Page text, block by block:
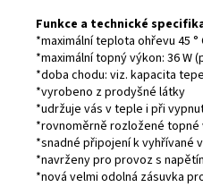
Funkce a technické
*maximální teplota ohřevu 45 °
*maximální topný výkon: 36 W
*doba chodu: viz. kapacita
*vyrobeno z prodyšné látky
*udržuje vás v teple i při
*rovnoměrně rozložené
*snadné připojení k vyhřívané
*navrženy pro provoz s
*nová velmi odolná zásuvka